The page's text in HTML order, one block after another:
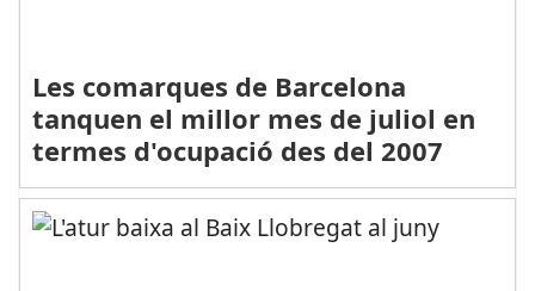
Les comarques de Barcelona
tanquen el millor mes de juliol en
termes d'ocupació des del 2007